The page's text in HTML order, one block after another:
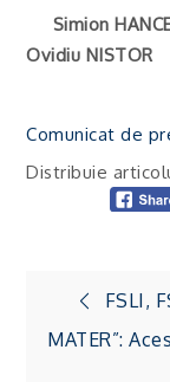
Simion
Ovidiu NISTOR
Comunicat de
Distribuie
Navigare
în
FSLI,
MATER”: